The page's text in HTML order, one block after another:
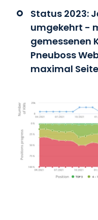
Status 2023:
umgekehrt -
gemessenen
Pneuboss
maximal